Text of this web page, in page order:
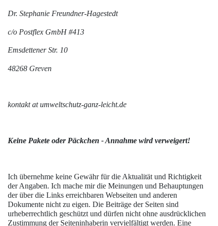
Dr. Stephanie Freundner-Hagestedt
c/o Postflex GmbH #413
Emsdettener Str. 10
48268 Greven
kontakt at umweltschutz-ganz-leicht.de
Keine Pakete oder Päckchen - Annahme wird verweigert!
Ich übernehme keine Gewähr für die Aktualität und Richtigkeit
der Angaben. Ich mache mir die Meinungen und Behauptungen
der über die Links erreichbaren Webseiten und anderen
Dokumente nicht zu eigen. Die Beiträge der Seiten sind
urheberrechtlich geschützt und dürfen nicht ohne ausdrücklichen
Zustimmung der Seiteninhaberin vervielfältigt werden. Eine